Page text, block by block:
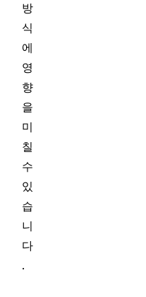
방
식
에
영
향
을
미
칠
수
있
습
니
다
.